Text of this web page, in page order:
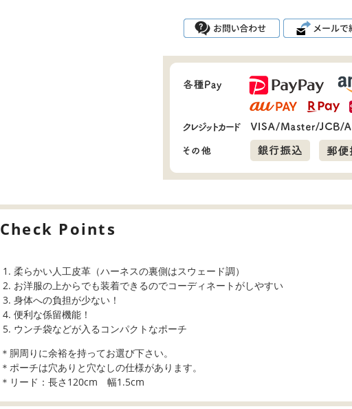
Check Points
柔らかい人工皮革（ハーネスの裏側はスウェード調）
お洋服の上からでも装着できるのでコーディネートがしやすい
身体への負担が少ない！
便利な係留機能！
ウンチ袋などが入るコンパクトなポーチ
＊胴周りに余裕を持ってお選び下さい。
＊ポーチは穴ありと穴なしの仕様があります。
＊リード：長さ120cm 幅1.5cm